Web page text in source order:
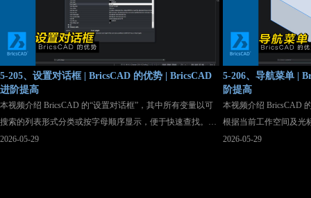
BricsCAD 使用效率
行 AutoLISP 程序，无
5-205、设置对话框 | BricsCAD 的优势 | BricsCAD
进阶提高
本视频介绍 BricsCAD 的“设置对话框”，其中所有变量以可
搜索的列表形式分类或按字母顺序显示，便于快速查找。视
频演示了如何按类别展开（如“标注”→“文字”）、使用关键
2026-05-29
5-206、导航菜单 |
阶提高
本视频介绍 BricsCAD
根据当前工作空间及光
显示最相关的命令。视
2026-05-29